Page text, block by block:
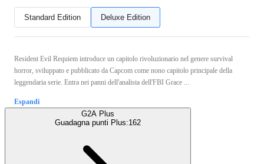
Standard Edition Deluxe Edition
Resident Evil Requiem introduce un capitolo rivoluzionario nel genere survival
horror, sviluppato e pubblicato da Capcom come nono capitolo principale della
leggendaria serie. Entra nei panni dell'analista dell'FBI Grace ...
Espandi
G2A Plus
Guadagna punti Plus:162